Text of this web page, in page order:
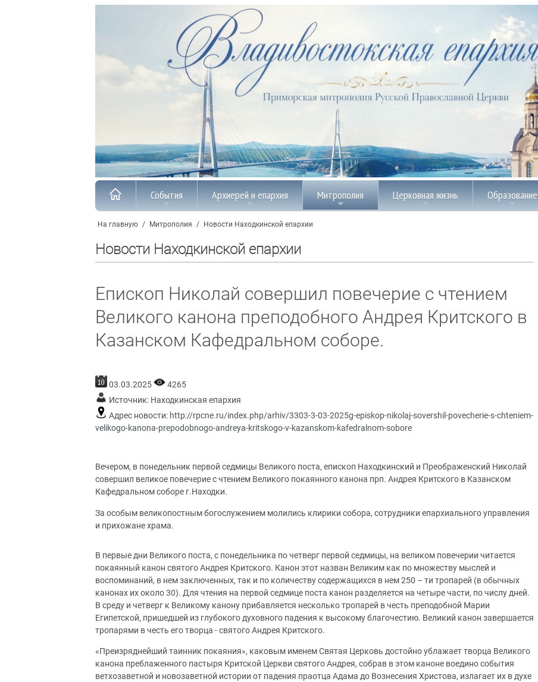
События Архиерей и епархия Митрополия Церковная жизнь Образование
На главную / Митрополия / Новости Находкинской епархии
Новости Находкинской епархии
Епископ Николай совершил повечерие с чтением
Великого канона преподобного Андрея Критского в
Казанском Кафедральном соборе.
03.03.2025
4265
Источник: Находкинская епархия
Адрес новости: http://rpcne.ru/index.php/arhiv/3303-3-03-2025g-episkop-nikolaj-sovershil-povecherie-s-chteniem-
velikogo-kanona-prepodobnogo-andreya-kritskogo-v-kazanskom-kafedralnom-sobore
Вечером, в понедельник первой седмицы Великого поста, епископ Находкинский и Преображенский Николай
совершил великое повечерие с чтением Великого покаянного канона прп. Андрея Критского в Казанском
Кафедральном соборе г.Находки.
За особым великопостным богослужением молились клирики собора, сотрудники епархиального управления
и прихожане храма.
В первые дни Великого поста, с понедельника по четверг первой седмицы, на великом повечерии читается
покаянный канон святого Андрея Критского. Канон этот назван Великим как по множеству мыслей и
воспоминаний, в нем заключенных, так и по количеству содержащихся в нем 250 – ти тропарей (в обычных
канонах их около 30). Для чтения на первой седмице поста канон разделяется на четыре части, по числу дней.
В среду и четверг к Великому канону прибавляется несколько тропарей в честь преподобной Марии
Египетской, пришедшей из глубокого духовного падения к высокому благочестию. Великий канон завершается
тропарями в честь его творца - святого Андрея Критского.
«Преизряднейший таинник покаяния», каковым именем Святая Церковь достойно ублажает творца Великого
канона преблаженного пастыря Критской Церкви святого Андрея, собрав в этом каноне воедино события
ветхозаветной и новозаветной истории от падения праотца Адама до Вознесения Христова, излагает их в духе